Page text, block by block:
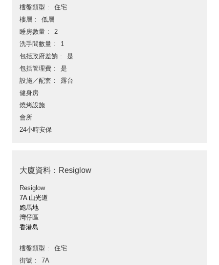
樓盤類型
住宅
樓層
低層
睡房數量
2
洗手間數量
1
包括政府差餉
是
包括管理費
是
設施／配套
露台
健身房
燒烤設施
會所
24小時安保
大廈資料：Resiglow
Resiglow
7A 山光道
跑馬地
灣仔區
香港島
樓盤類型
住宅
街號
7A